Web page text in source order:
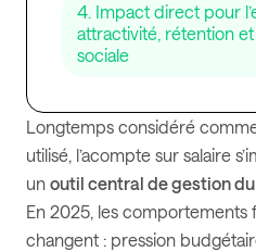
4. Impact direct pour
attractivité, rétention
sociale
Longtemps considéré
utilisé, l’acompte sur salaire
un outil central de gestion
En 2025, les comportements
changent : pression